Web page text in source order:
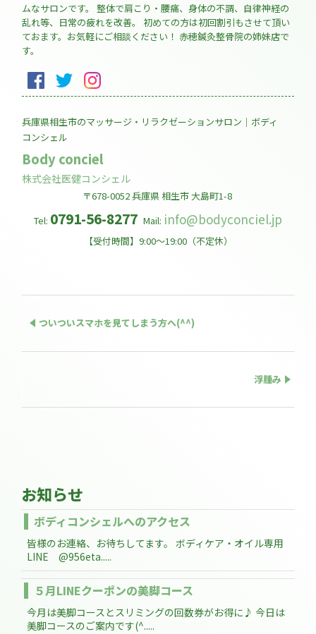
ムなサロンです。 整体で肩こり・腰痛、身体の不調、自律神経の
乱れ等、日常の疲れを改善。 初めての方は初回割引もさせて頂い
ておます。お気軽にご相談ください！ 赤穂鍼灸整骨院の姉妹店で
す。
兵庫県相生市のマッサージ・リラクゼーションサロン｜ボディ
コンシェル
Body conciel
株式会社医健コンシェル
〒678-0052兵庫県相生市大島町1-8
Tel: 0791-56-8277 Mail: info@bodyconciel.jp
【受付時間】9:00～19:00（不定休）
ついついスマホを見てしまう方へ(^^)
浮腫み
お知らせ
ボディコンシェルへのアクセス
皆様のお連絡、お待ちしてます。 ボディケア・オイル専用
LINE @956eta.....
５月LINEクーポンの美脚コース
今月は美脚コースとスリミングの回数券がお得に♪ 今日は
美脚コースのご案内です(^.....